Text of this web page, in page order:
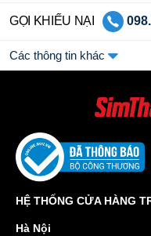
GỌI KHIẾU NẠI
Các thông tin khác
HỆ THỐNG CỬA HÀNG
Hà Nội